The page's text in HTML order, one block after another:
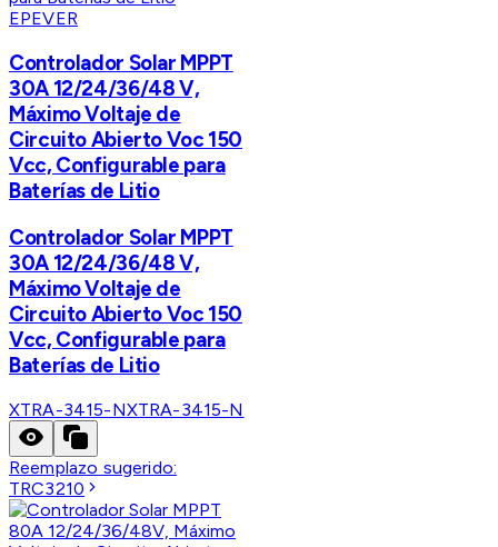
EPEVER
Controlador Solar MPPT
30A 12/24/36/48 V,
Máximo Voltaje de
Circuito Abierto Voc 150
Vcc, Configurable para
Baterías de Litio
Controlador Solar MPPT
30A 12/24/36/48 V,
Máximo Voltaje de
Circuito Abierto Voc 150
Vcc, Configurable para
Baterías de Litio
XTRA-3415-NXTRA-3415-N
Reemplazo sugerido:
TRC3210